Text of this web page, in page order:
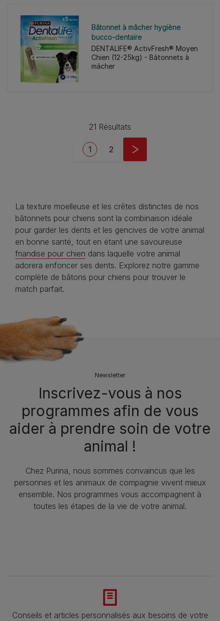
Bâtonnet à mâcher hygiène
bucco-dentaire
DENTALIFE® ActivFresh® Moyen
Chien (12-25kg) - Bâtonnets à
mâcher
21 Résultats
Current page
1 Page
2
La texture moelleuse et les crêtes distinctes de nos
bâtonnets pour chiens sont la combinaison idéale
pour garder les dents et les gencives de votre animal
en bonne santé, tout en étant une savoureuse
friandise pour chien dans laquelle votre animal
adorera enfoncer ses dents. Explorez notre gamme
complète de bâtons pour chiens pour trouver le
match parfait.
Newsletter
Inscrivez-vous à nos
programmes afin de vous
aider à prendre soin de votre
animal !
Chez Purina, nous sommes convaincus que les
personnes et les animaux de compagnie vivent mieux
ensemble. Nos programmes vous accompagnent à
toutes les étapes de la vie de votre animal.​
Conseils et articles personnalisés aux besoins de votre